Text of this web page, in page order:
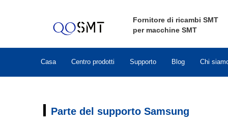
Fornitore di ricambi SMT
per macchine SMT
Casa Centro prodotti Supporto Blog Chi
Parte del supporto Samsung